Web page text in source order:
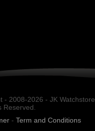
- 2008-2026 - JK Watchstore.
Reserved.
- Term and Conditions